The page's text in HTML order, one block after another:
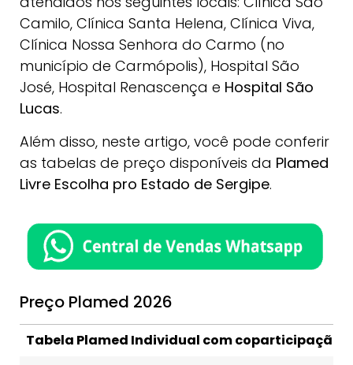
Camilo, Clínica Santa Helena, Clínica Viva,
Clínica Nossa Senhora do Carmo (no
município de Carmópolis), Hospital São
José, Hospital Renascença e Hospital São
Lucas.
Além disso, neste artigo, você pode conferir
as tabelas de preço disponíveis da Plamed
Livre Escolha pro Estado de Sergipe.
Preço Plamed 2026
Tabela Plamed Individual com coparticipação